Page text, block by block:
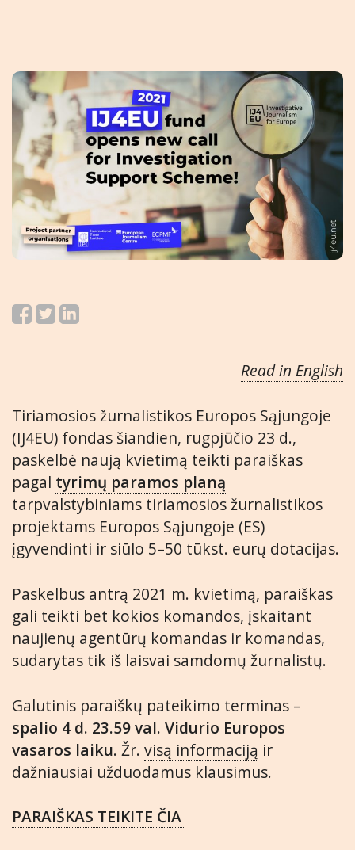
Read in English
Tiriamosios žurnalistikos Europos Sąjungoje
(IJ4EU) fondas šiandien, rugpjūčio 23 d.,
paskelbė naują kvietimą teikti paraiškas
pagal tyrimų paramos planą
tarpvalstybiniams tiriamosios žurnalistikos
projektams Europos Sąjungoje (ES)
įgyvendinti ir siūlo 5–50 tūkst. eurų dotacijas.
Paskelbus antrą 2021 m. kvietimą, paraiškas
gali teikti bet kokios komandos, įskaitant
naujienų agentūrų komandas ir komandas,
sudarytas tik iš laisvai samdomų žurnalistų.
Galutinis paraiškų pateikimo terminas –
spalio 4 d. 23.59 val. Vidurio Europos
vasaros laiku. Žr. visą informaciją ir
dažniausiai užduodamus klausimus.
PARAIŠKAS TEIKITE ČIA